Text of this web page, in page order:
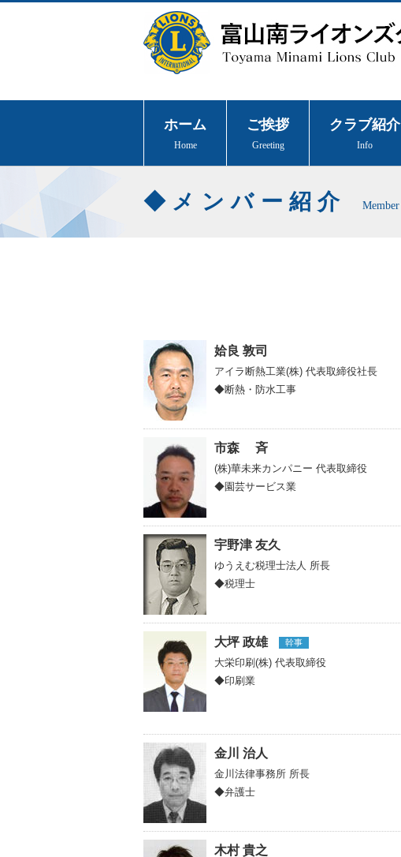
ホーム
Home
ご挨拶
Greeting
クラブ紹介
Info
メンバー紹介 Member
姶良 敦司
アイラ断熱工業(株) 代表取締役社長
◆断熱・防水工事
市森 斉
(株)華未来カンパニー 代表取締役
◆園芸サービス業
宇野津 友久
ゆうえむ税理士法人 所長
◆税理士
大坪 政雄 幹事
大栄印刷(株) 代表取締役
◆印刷業
金川 治人
金川法律事務所 所長
◆弁護士
木村 貴之